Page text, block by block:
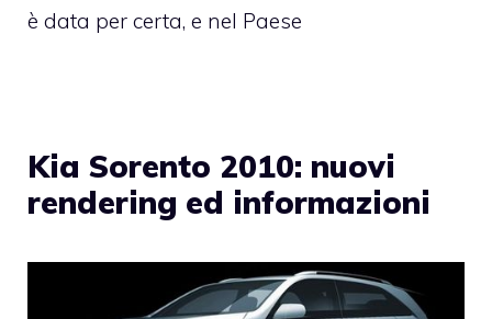
è data per certa, e nel Paese
Kia Sorento 2010: nuovi
rendering ed informazioni